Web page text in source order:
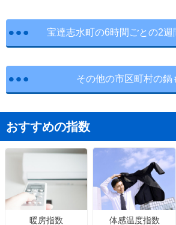
宝達志水町の6時間ごとの2週
その他の市区町村の鍋
おすすめの指数
暖房指数 体感温度指数